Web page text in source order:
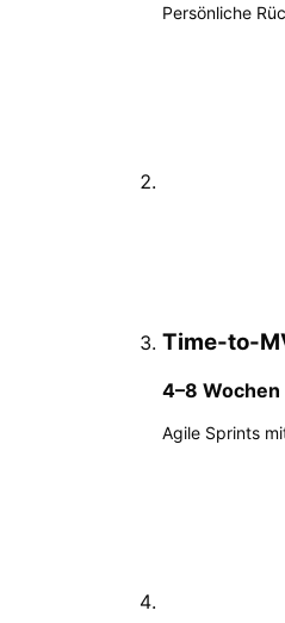
Persönliche
Time-to-
4–8 Wochen
Agile Sprints